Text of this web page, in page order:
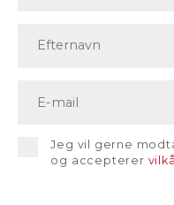
Jeg vil gerne
og accepterer